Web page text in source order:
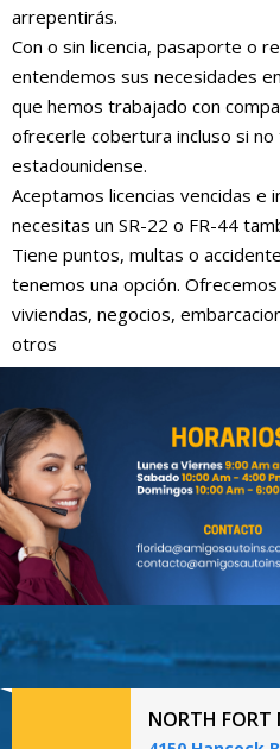
arrepentirás.
Con o sin licencia, pasaporte o
entendemos sus necesidades
que hemos trabajado con
ofrecerle cobertura incluso si no
estadounidense.
Aceptamos licencias vencidas e
necesitas un SR-22 o FR-44
Tiene puntos, multas o
tenemos una opción.
viviendas, negocios,
otros
NORTH FORT